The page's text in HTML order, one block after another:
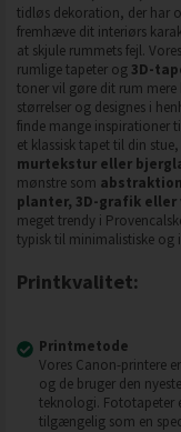
tidløs dekoration, der har
fremhæve dit interiørs
at skjule rummets fejl.
rumlige tapeter og 3D-
toner vil gøre dit rum
størrelser og designes i
finde mange inspirationer
et klassisk tapet til din
murtekstur eller
mønstre som
planter, 3D-grafik eller
meget trendy i
typisk til minimalistiske og
Printkvalitet:
Printmetode
Vores Canon-printere
og de bruger den
teknologi. Fototapeter
tilgængelig som en